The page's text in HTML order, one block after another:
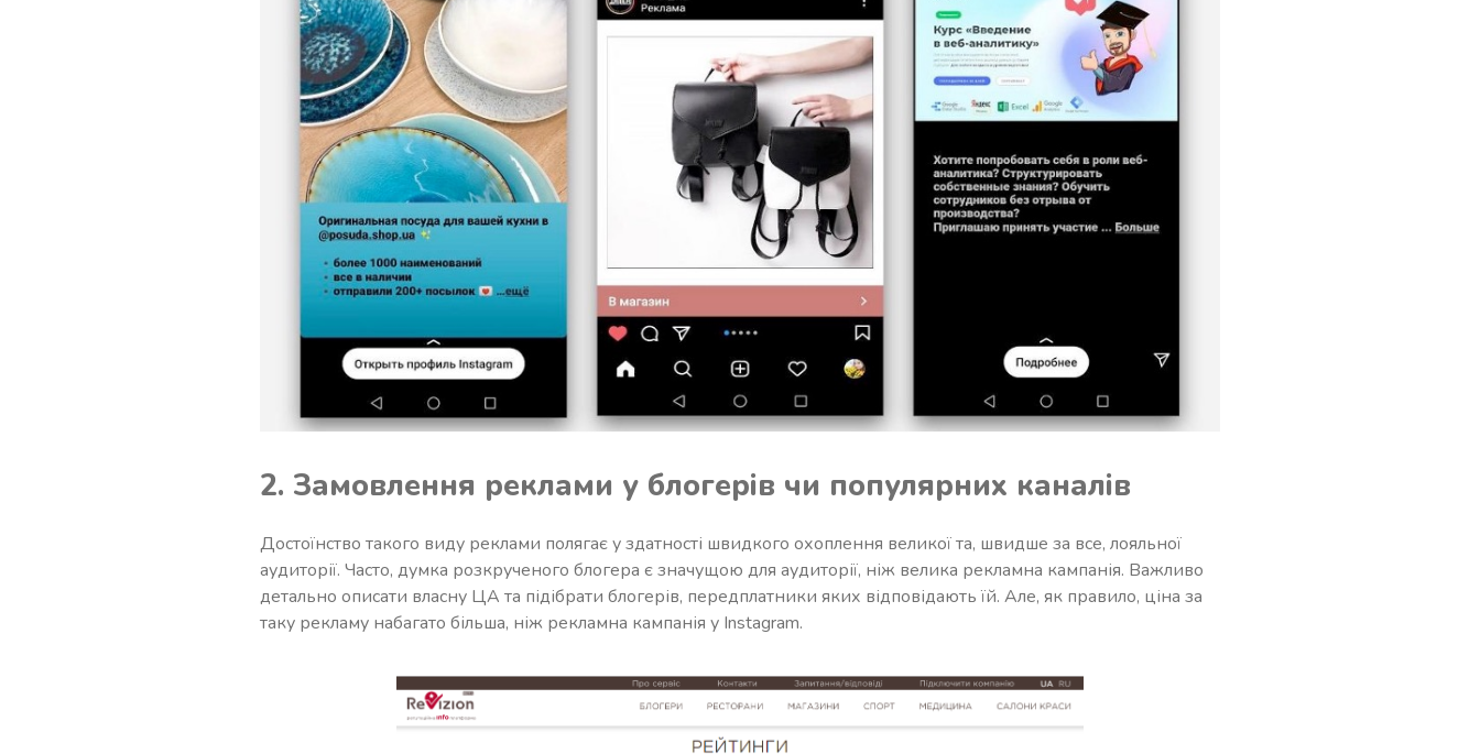
2. Замовлення реклами у блогерів чи популярних каналів
Достоїнство такого виду реклами полягає у здатності швидкого охоплення великої та, швидше за все, лояльної
аудиторії. Часто, думка розкрученого блогера є значущою для аудиторії, ніж велика рекламна кампанія. Важливо
детально описати власну ЦА та підібрати блогерів, передплатники яких відповідають їй. Але, як правило, ціна за
таку рекламу набагато більша, ніж рекламна кампанія у Instagram.